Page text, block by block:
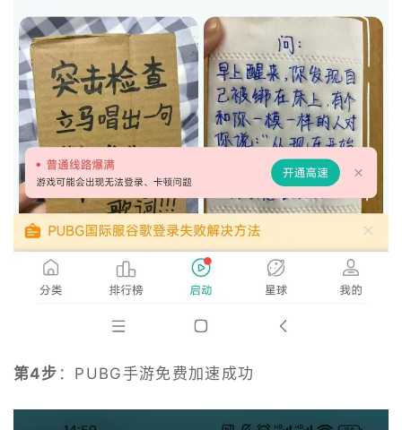
第4步 ：PUBG手游免费加速成功